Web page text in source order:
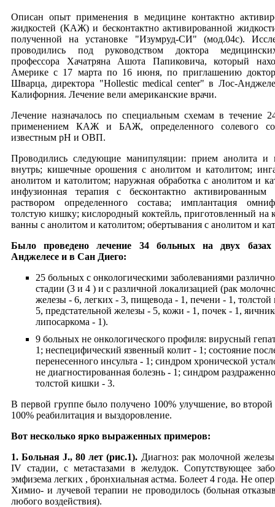
Описан опыт применения в медицине контактно
жидкостей (КАЖ) и бесконтактно активированной
полученной на установке "Изумруд-СИ" (мод.04с).
проводились под руководством доктора
профессора Хачатряна Ашота Папиковича, который
Америке с 17 марта по 16 июня, по приглашению
Шварца, директора "Hollestic medical center" в Лос-
Калифорния. Лечение вели американские врачи.
Лечение назначалось по специальным схемам в течение
применением КАЖ и БАЖ, определенного солевого
известным рН и ОВП.
Проводились следующие манипуляции: прием анолита и
внутрь; кишечные орошения с анолитом и католитом;
анолитом и католитом; наружная обработка с анолитом и
инфузионная терапия с бесконтактно активированным
раствором определенного состава; имплантация
толстую кишку; кислородный коктейль, приготовленный на
ванны с анолитом и католитом; обертывания с анолитом и
Было проведено лечение 34 больных на двух
Анджелесе и в Сан Диего:
25 больных с онкологическими заболеваниями
стадии (3 и 4 ) и с различной локализацией (рак
железы - 6, легких - 3, пищевода - 1, печени - 1,
5, предстательной железы - 5, кожи - 1, почек - 1,
липосаркома - 1).
9 больных не онкологического профиля: вирусный
1; неспецифический язвенный колит - 1; состояние
перенесенного инсульта - 1; синдром хронической
не диагностированная болезнь - 1; синдром
толстой кишки - 3.
В первой группе было получено 100% улучшение, во второй
100% реабилитация и выздоровление.
Вот несколько ярко выраженных примеров:
1. Больная J., 80 лет (рис.1). Диагноз: рак молочной
IV стадии, с метастазами в желудок. Сопутствующее
эмфизема легких , бронхиальная астма. Болеет 4 года. Не
Химио- и лучевой терапии не проводилось (больная
любого воздействия).